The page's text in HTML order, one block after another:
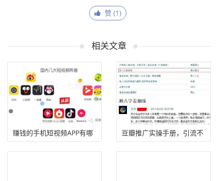
赞 (1)
相关文章
赚钱的手机短视频APP有哪
些?
豆瓣推广实操手册，引流不
打烊